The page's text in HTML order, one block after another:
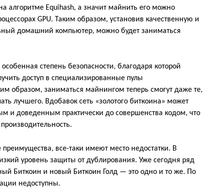
алгоритме Equihash, а значит майнить его можно
GPU. Таким образом, установив качественную и
домашний компьютер, можно будет заниматься
степень безопасности, благодаря которой
доступ в специализированные пулы
образом, заниматься майнингом теперь смогут даже те,
лучшего. Вдобавок сеть «золотого биткоина» может
и доведенным практически до совершенства кодом, что
все-таки имеют место недостатки. В
уровень защиты от дублирования. Уже сегодня ряд
Биткоин и новый Биткоин Голд — это одно и то же. По
недоступны.